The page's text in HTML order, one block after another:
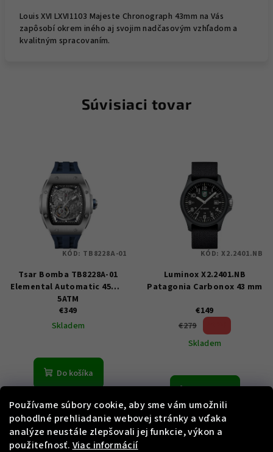
Používame súbory cookie, aby sme vám umožnili
pohodlné prehliadanie webovej stránky a vďaka
analýze neustále zlepšovali jej funkcie, výkon a
použiteľnosť. Viac informácií
Louis XVI LXVI1103 Majeste Chronograph 43mm na Vás
zapôsobí okrem iného aj svojim nadčasovým vzhľadom a
kvalitným spracovaním.
Súvisiaci tovar
Tsar Bomba TB8228A-01
Elemental Automatic 45mm
5ATM
€349
Skladem
Do košíka
KÓD: TB8228A-01
Luminox X2.2401.NB
Patagonia Carbonox 43 mm
€149
€279
Skladem
KÓD: X2.2401.NB